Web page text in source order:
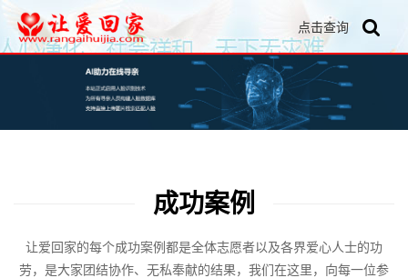
点击查询
成功案例
让爱回家的每个成功案例都是全体志愿者以及各界爱心人士的功
劳，是大家团结协作、无私奉献的结果，我们在这里，向每一位参